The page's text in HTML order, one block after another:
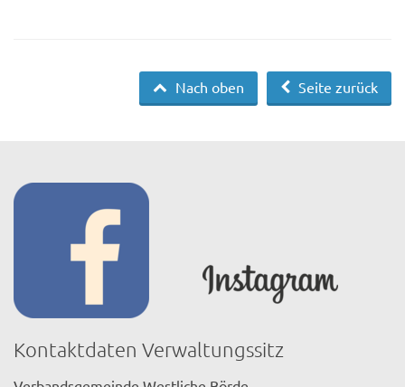
Seite zurück
Nach oben
Kontaktdaten Verwaltungssitz